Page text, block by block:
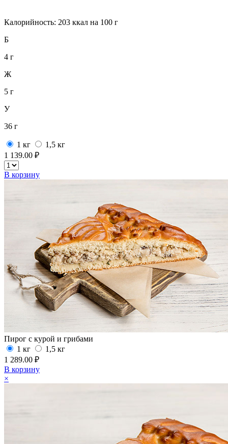
Калорийность: 203 ккал на 100 г
Б
4 г
Ж
5 г
У
36 г
1 кг
1,5 кг
1 139.00 ₽
В корзину
Пирог с курой и грибами
1 кг
1,5 кг
1 289.00 ₽
В корзину
×